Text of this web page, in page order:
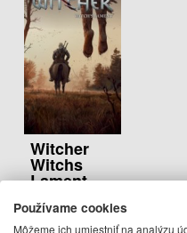
Witcher
Witchs
Lament
Bartosz Sztybor
19.95 €
Používame cookies
Môžeme ich umiestniť na analýzu